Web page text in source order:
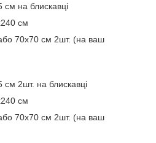
см на блискавці
см
70х70 см 2шт. (на ваш
см 2шт. на блискавці
см
70х70 см 2шт. (на ваш